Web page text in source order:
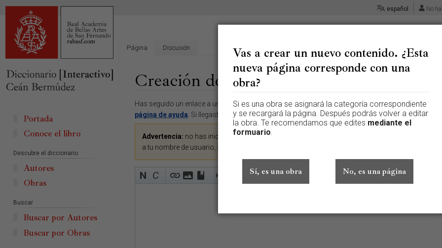
Creación de «San Julián - Mena y
Ir
a
la
navegación
Ir
a
la
búsqueda
Has seguido un enlace a una página que aún no existe. Para crear esta página, escribe en el
página de ayuda. Si llegaste aquí por error, vuelve a la página anterior.
Advertencia: no has iniciado sesión. Tu dirección IP se hará pública si haces cualquier edición. Si
a tu nombre de usuario, además de otros beneficios.
Avanzado Caracteres especiales Ayuda
Vas a crear un nuevo contenido. ¿Esta
nueva página corresponde con una
obra?
Si es una obra se asignará la categoría correspondiente
y se recargará la página. Después podrás volver a editar
la obra. Te recomendamos que edites mediante el
formuario.
Sí, es una obra No, es una página
español No
Página Discusión
Portada
Conoce el libro
Descubre el diccionario
Autores
Obras
Buscar
Buscar por Autores
Buscar por Obras